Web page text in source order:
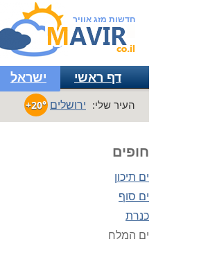
חדשות מזג אוויר
דף ראשי ישראל
העיר שלי: ירושלים +20°
חופים
ים תיכון
ים סוף
כנרת
ים המלח